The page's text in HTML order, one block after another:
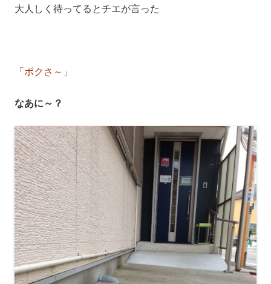
大人しく待ってるとチエが言った
「ボクさ～」
なあに～？